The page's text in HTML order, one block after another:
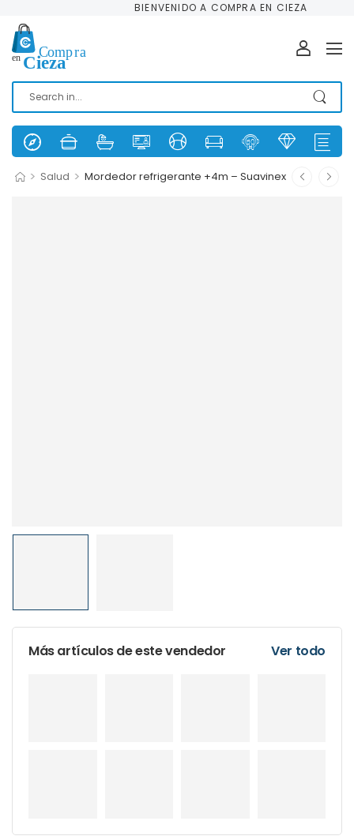
BIENVENIDO A COMPRA EN CIEZA
> Salud > Mordedor refrigerante +4m – Suavinex
Más artículos de este vendedor Ver todo